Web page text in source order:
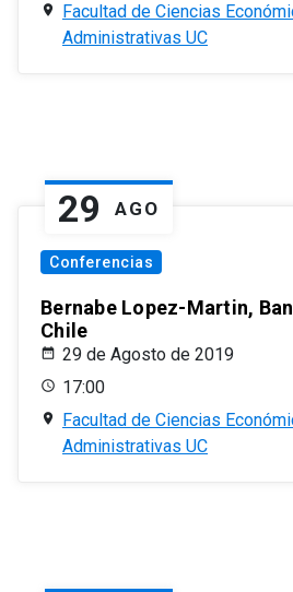
Facultad de Ciencias
Administrativas UC
29 AGO
Conferencias
Bernabe Lopez-Martin,
Chile
29 de Agosto de 2019
17:00
Facultad de Ciencias
Administrativas UC